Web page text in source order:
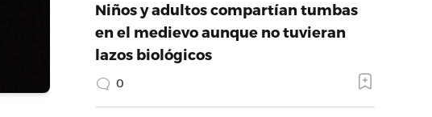
Niños y adultos compartían tumbas
en el medievo aunque no tuvieran
lazos biológicos
0